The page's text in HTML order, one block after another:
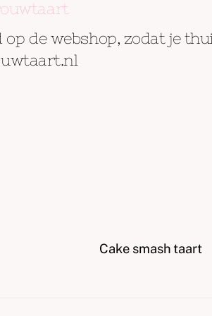
op de webshop, zodat je
Cake smash taart